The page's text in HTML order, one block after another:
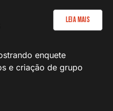
Leia Mais